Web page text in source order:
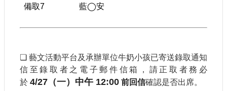
備取7 藍◯安
❏ 藝文活動平台及承辦單位牛奶小孩已寄送錄取通知
信至錄取者之電子郵件信箱，請正取者務必
於 4/27（一）中午 12:00 前回信確認是否出席。